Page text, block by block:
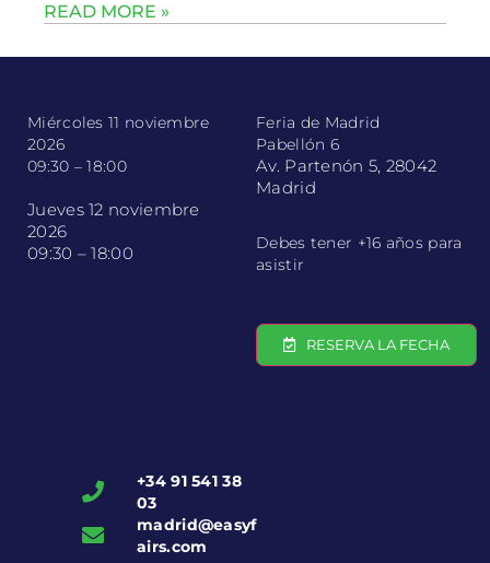
READ MORE »
Miércoles 11 noviembre
2026
09:30 – 18:00
Jueves 12 noviembre
2026
09:30 – 18:00
Feria de Madrid
Pabellón 6
Av. Partenón 5, 28042
Madrid
Debes tener +16 años para
asistir
RESERVA LA FECHA
+34 91 541 38
03
madrid@easyf
airs.com